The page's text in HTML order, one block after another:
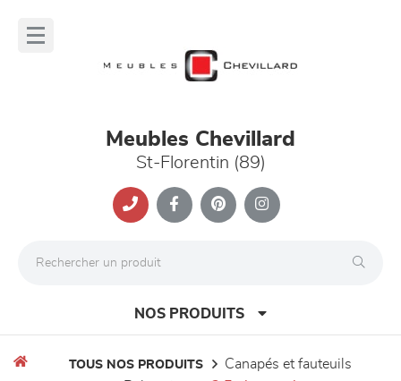
Meubles Chevillard
St-Florentin (89)
NOS PRODUITS
TOUS NOS PRODUITS
canapés et fauteuils